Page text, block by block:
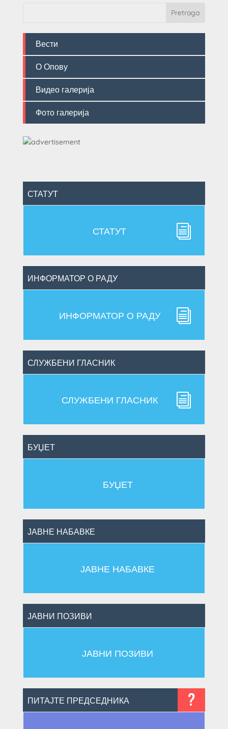
Вести
О Опову
Видео галерија
Фото галерија
СТАТУТ
i
СТАТУТ
ИНФОРМАТОР О РАДУ
i
ИНФОРМАТОР О РАДУ
СЛУЖБЕНИ ГЛАСНИК
i
СЛУЖБЕНИ ГЛАСНИК
БУЏЕТ
БУЏЕТ
ЈАВНЕ НАБАВКЕ
ЈАВНЕ НАБАВКЕ
ЈАВНИ ПОЗИВИ
ЈАВНИ ПОЗИВИ
ПИТАЈТЕ ПРЕДСЕДНИКА ?